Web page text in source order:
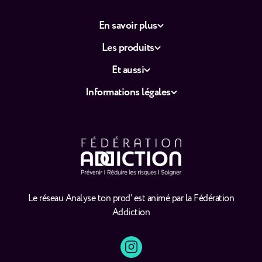
Le réseau Analyse ton prod' est animé par la Fédération
Addiction
En savoir plus
Les produits
Et aussi
Informations légales